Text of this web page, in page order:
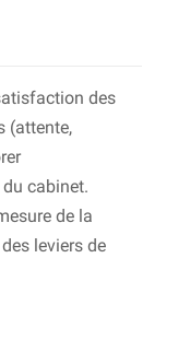
des
(attente,
cabinet.
de la
leviers de